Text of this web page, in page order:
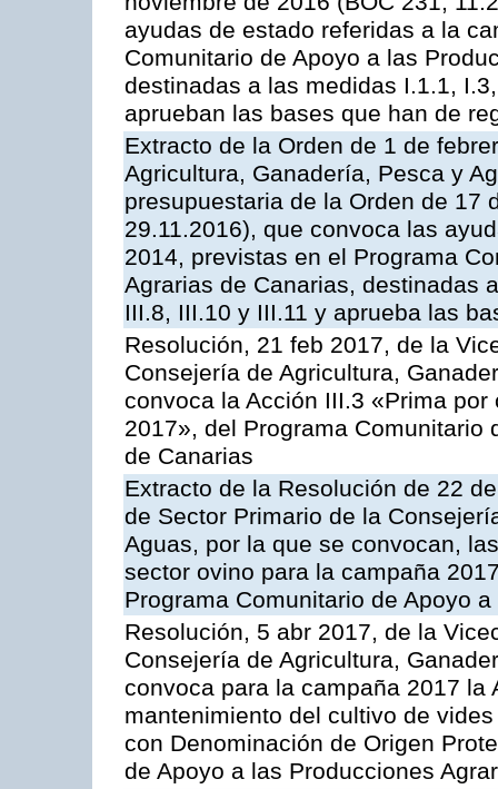
ayudas de estado referidas a la
Comunitario de Apoyo a las
destinadas a las medidas I.1.1,
aprueban las bases que han de
Extracto de la Orden de 1 de
Agricultura, Ganadería, Pesca y
presupuestaria de la Orden de 17
29.11.2016), que convoca las
2014, previstas en el Programa
Agrarias de Canarias, destinadas
III.8, III.10 y III.11 y aprueba las
Resolución, 21 feb 2017, de la
Consejería de Agricultura,
convoca la Acción III.3 «Prima
2017», del Programa Comunitario
de Canarias
Extracto de la Resolución de 22
de Sector Primario de la
Aguas, por la que se convocan,
sector ovino para la campaña
Programa Comunitario de Apoyo
Resolución, 5 abr 2017, de la
Consejería de Agricultura,
convoca para la campaña 2017 la
mantenimiento del cultivo de
con Denominación de Origen
de Apoyo a las Producciones